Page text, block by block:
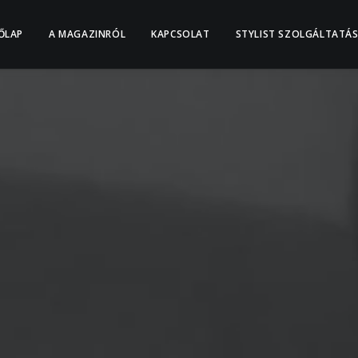
A MAGAZINRÓL KAPCSOLAT STYLIST